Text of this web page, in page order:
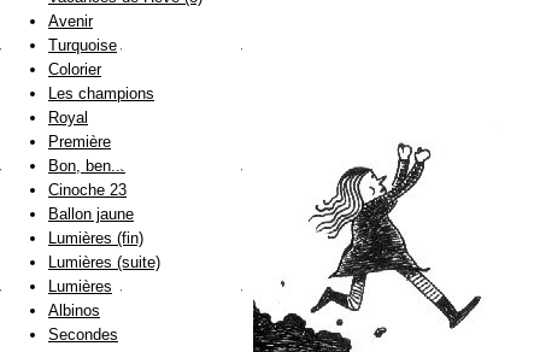
Avenir
Turquoise
Colorier
Les champions
Royal
Première
Bon, ben...
Cinoche 23
Ballon jaune
Lumières (fin)
Lumières (suite)
Lumières
Albinos
Secondes